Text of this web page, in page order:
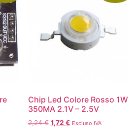
Chip Led Colore Rosso 1W
350MA 2.1V – 2.5V
2,24€ 1,72 € Escluso IVA